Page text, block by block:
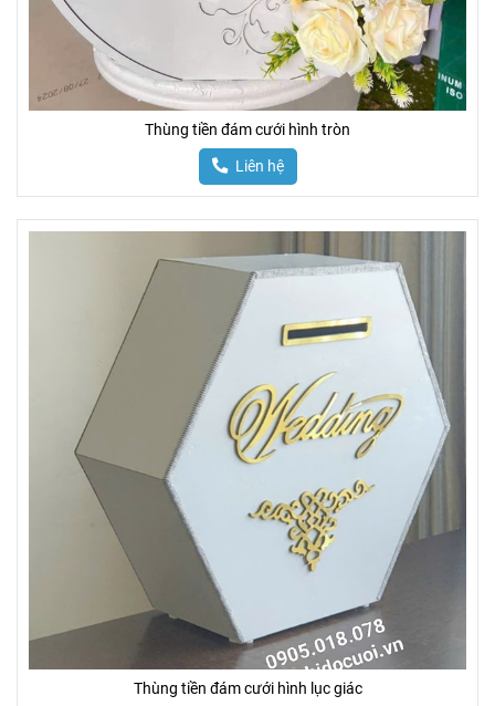
Thùng tiền đám cưới hình tròn
Liên hệ
Thùng tiền đám cưới hình lục giác